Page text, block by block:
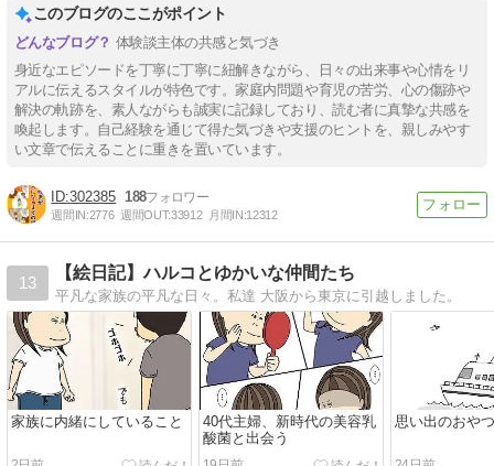
このブログのここがポイント
体験談主体の共感と気づき
身近なエピソードを丁寧に丁寧に紐解きながら、日々の出来事や心情をリ
アルに伝えるスタイルが特色です。家庭内問題や育児の苦労、心の傷跡や
解決の軌跡を、素人ながらも誠実に記録しており、読む者に真摯な共感を
喚起します。自己経験を通じて得た気づきや支援のヒントを、親しみやす
い文章で伝えることに重きを置いています。
302385 188
週間IN:2776 週間OUT:33912 月間IN:12312
13
【絵日記】ハルコとゆかいな仲間たち
平凡な家族の平凡な日々。私達 大阪から東京に引越しました。
家族に内緒にしていること
40代主婦、新時代の美容乳
酸菌と出会う
思い出のおや